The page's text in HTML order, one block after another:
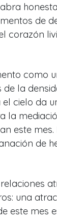
de
corazón
como
de la
cielo da
la
este mes.
de
una
este mes